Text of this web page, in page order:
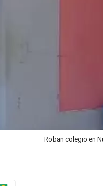
Roban colegio en